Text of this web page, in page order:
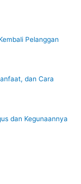
Pelanggan
dan Cara
dan Kegunaannya